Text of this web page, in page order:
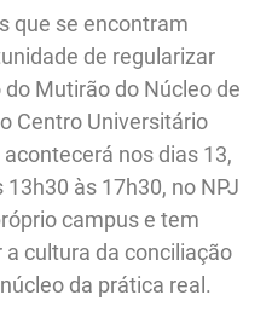
que se encontram
de regularizar
Mutirão do Núcleo de
Centro Universitário
acontecerá nos dias 13,
às 17h30, no NPJ
campus e tem
cultura da conciliação
da prática real.